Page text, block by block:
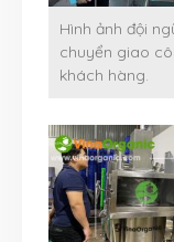
Hình ảnh đội
chuyển giao
khách hàng.